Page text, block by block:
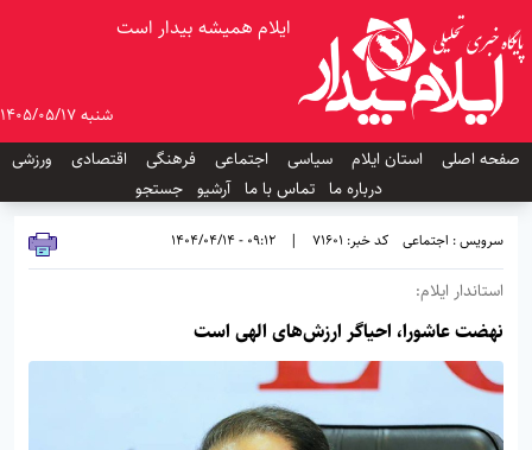
ایلام همیشه بیدار است
شنبه 1405/05/17
صفحه اصلی
استان ایلام سیاسی اجتماعی فرهنگی اقتصادی
ورزشی
درباره ما تماس با ما آرشیو جستجو
سرویس : اجتماعی کد خبر: 71601 |
09:12 - 1404/04/14
استاندار ایلام:
نهضت عاشورا، احیاگر ارزش‌های الهی است